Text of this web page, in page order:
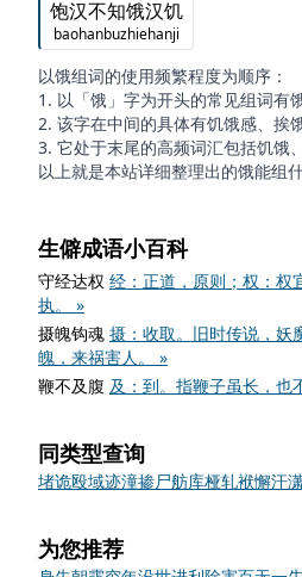
饱汉不知饿汉饥
baohanbuzhiehanji
以饿组词的使用频繁程度为顺序：
1. 以「饿」字为开头的常见组词有
2. 该字在中间的具体有饥饿感、挨
3. 它处于末尾的高频词汇包括饥饿
以上就是本站详细整理出的饿能组
生僻成语小百科
守经达权 经：正道，原则；权：权
执。 »
摄魄钩魂 摄：收取。旧时传说，妖
魄，来祸害人。 »
鞭不及腹 及：到。指鞭子虽长，也
同类型查询
堵诡殴域迹潼掺尸舫库桠轧袱懈汗
为您推荐